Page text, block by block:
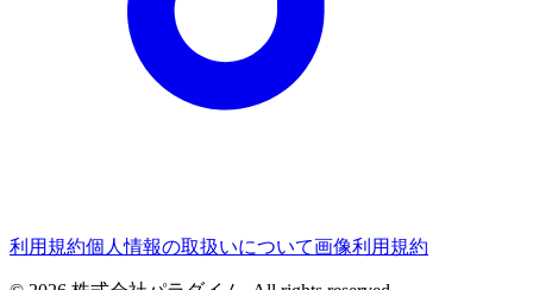
利用規約個人情報の取扱いについて画像利用規約